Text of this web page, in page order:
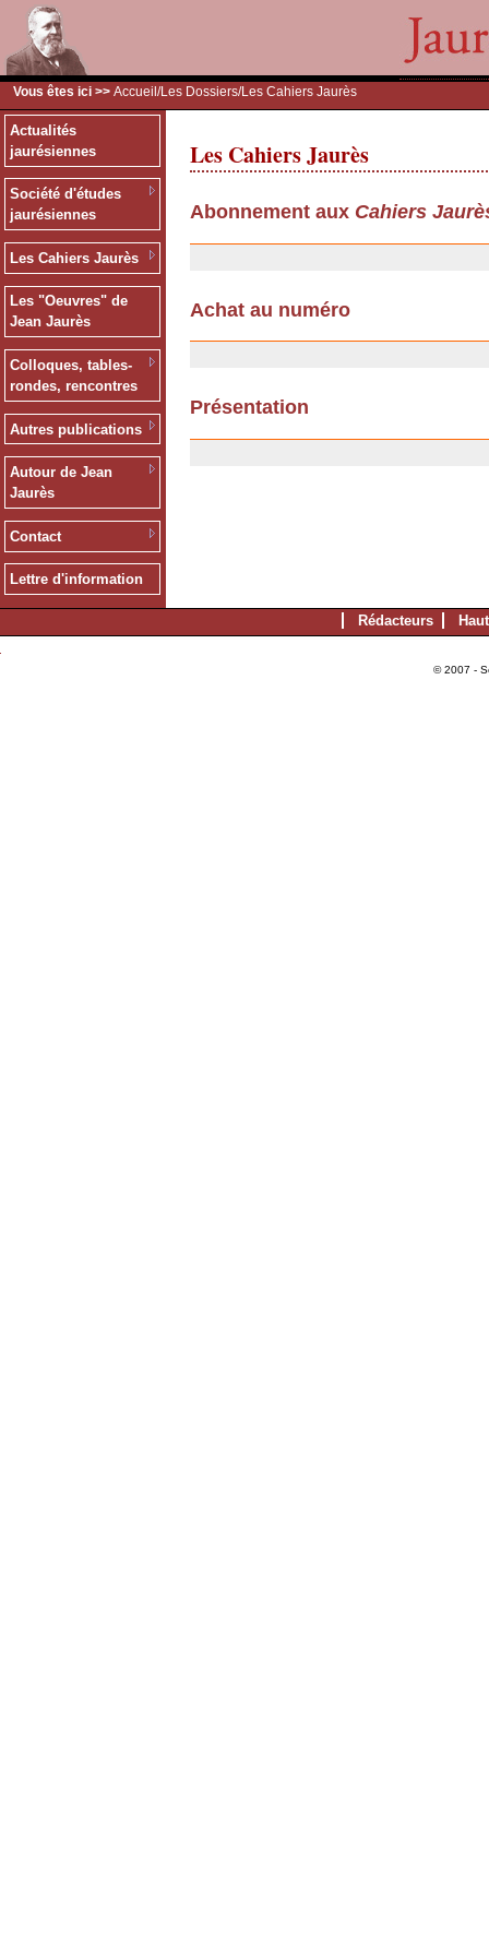
Vous êtes ici >> Accueil /Les Dossiers/Les Cahiers Jaurès
Actualités
jaurésiennes
Société d'études
jaurésiennes
Les Cahiers Jaurès
Les "Oeuvres" de
Jean Jaurès
Colloques, tables-
rondes, rencontres
Autres publications
Autour de Jean
Jaurès
Contact
Lettre d'information
Les Cahiers Jaurès
Abonnement aux Cahiers
Achat au numéro
Présentation
Rédacteurs
© 2007 -